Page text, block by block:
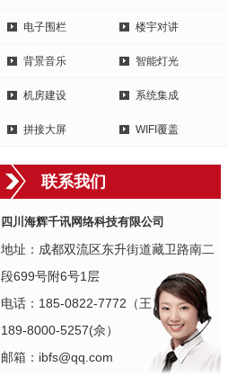
电子围栏 楼宇对讲
背景音乐 智能灯光
机房建设 系统集成
拼接大屏 WIFI覆盖
联系我们
四川海辉千讯网络科技有限公司
地址：成都双流区东升街道藏卫路南二
段699号附6号1层
电话：185-0822-7772（王）
189-8000-5257(佘）
邮箱：ibfs@qq.com